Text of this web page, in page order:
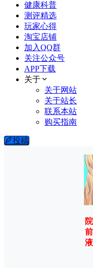
健康科普
测评精选
玩家心得
淘宝店铺
加入QQ群
关注公众号
APP下载
关于
关于网站
关于站长
联系本站
购买指南
投稿